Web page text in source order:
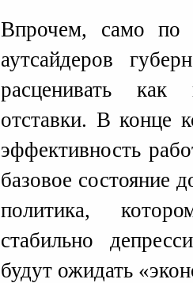
Впрочем, само по
аутсайдеров
расценивать
отставки. В конце
эффективность
базовое состояние
политика,
стабильно
будут ожидать